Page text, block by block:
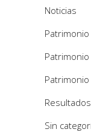
Noticias
Patrimonio
Patrimonio
Sin